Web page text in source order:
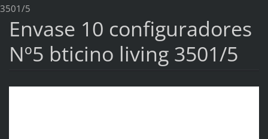
3501/5
Envase 10 configuradores
Nº5 bticino living 3501/5